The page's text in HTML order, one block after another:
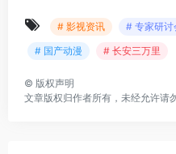
# 影视资讯 # 专家研讨
# 国产动漫
# 长安三万里
© 版权声明
文章版权归作者所有，未经允许请